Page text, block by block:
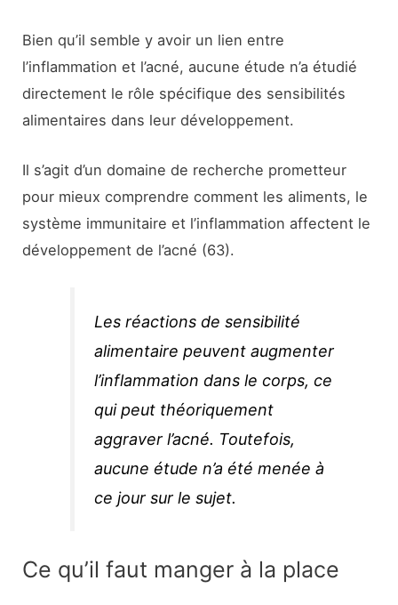
Bien qu’il semble y avoir un lien entre
l’inflammation et l’acné, aucune étude n’a étudié
directement le rôle spécifique des sensibilités
alimentaires dans leur développement.
Il s’agit d’un domaine de recherche prometteur
pour mieux comprendre comment les aliments, le
système immunitaire et l’inflammation affectent le
développement de l’acné (63).
Les réactions de sensibilité
alimentaire peuvent augmenter
l’inflammation dans le corps, ce
qui peut théoriquement
aggraver l’acné. Toutefois,
aucune étude n’a été menée à
ce jour sur le sujet.
Ce qu’il faut manger à la place